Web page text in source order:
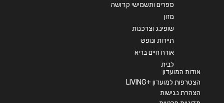
ספרים ותשמישי קדושה
מזון
שופינג וצרכנות
תיירות ונופש
אורח חיים בריא
לבית
אודות המועדון
הצטרפות למועדון +LIVING
הצהרת נגישות